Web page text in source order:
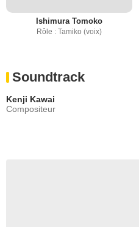
Ishimura Tomoko
Rôle : Tamiko (voix)
Soundtrack
Kenji Kawai
Compositeur